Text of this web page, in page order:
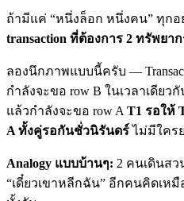
ถ้ามีแค่ “หนึ่งล็อก หนึ่งคน” ทุกอ
transaction ที่ต้องการ 2 ทรัพยา
ลองนึกภาพแบบนี้ครับ —
กำลังจะขอ row B ในเวลาเดียวกั
แล้วกำลังจะขอ row A T1 รอให้
A ทั้งคู่รอกันชั่วนิรันดร์ไม่มีใคร
Analogy แบบบ้านๆ: 2 คนเดินส
“เดี๋ยวเขาหลีกฉัน” อีกคนคิดเห